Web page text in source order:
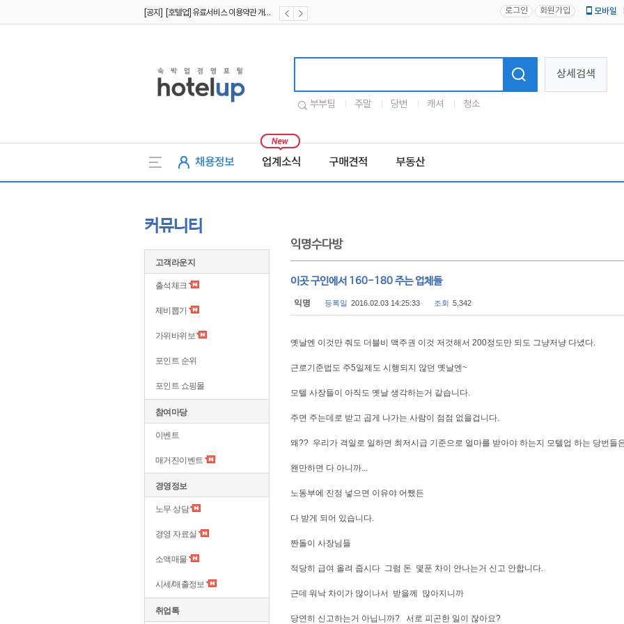
[공지] [호텔업] 유료서비스 이용약관 개정본2 (19.09.02) 로그인 회원가입 모바일
상세검색
부부팀 주말 당번 캐셔 청소
채용정보 업계소식 구매견적 부동산
커뮤니티
고객라운지
출석체크
제비뽑기
가위바위보
포인트 순위
포인트 쇼핑몰
참여마당
이벤트
매거진이벤트
경영정보
노무 상담
경영 자료실
소액매물
시세/매출정보
취업톡
익명수다방
이곳 구인에서 160-180 주는 업체들
익명 등록일 2016.02.03 14:25:33 조회 5,342
옛날엔 이것만 줘도 더블비 맥주권 이것 저것해서 200정도만 되도 그냥저냥 다녔다.
근로기준법도 주5일제도 시행되지 않던 옛날엔~
모텔 사장들이 아직도 옛날 생각하는거 같습니다.
주면 주는데로 받고 곱게 나가는 사람이 점점 없을겁니다.
왜?? 우리가 격일로 일하면 최저시급 기준으로 얼마를 받아야 하는지 모텔업 하는 당번들
왠만하면 다 아니까...
노동부에 진정 넣으면 이유야 어쨌든
다 받게 되어 있습니다.
짠돌이 사장님들
적당히 급여 올려 줍시다 그럼 돈 몇푼 차이 안나는거 신고 안합니다.
근데 워낙 차이가 많이나서 받을께 많아지니까
당연히 신고하는거 아닙니까? 서로 피곤한 일이 잖아요?